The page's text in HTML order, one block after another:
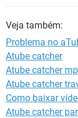
Veja também:
Problema no
Atube catcher
Atube catcher
Atube catcher
Como baixar
Atube catcher